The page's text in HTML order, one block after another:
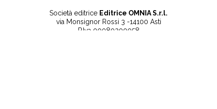
Società editrice Editrice OMNIA S.r.l.
via Monsignor Rossi 3 -14100 Asti
P.Iva 00080200058